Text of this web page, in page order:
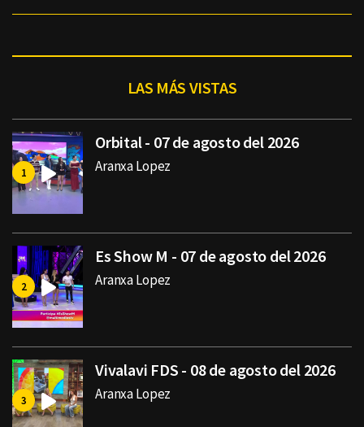
LAS MÁS VISTAS
Orbital - 07 de agosto del 2026
Aranxa Lopez
Es Show M - 07 de agosto del 2026
Aranxa Lopez
Vivalavi FDS - 08 de agosto del 2026
Aranxa Lopez